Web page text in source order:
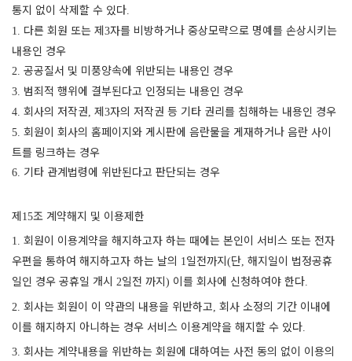
통지 없이 삭제할 수 있다
1. 다른 회원 또는 제3자를 비방하거나 중상모략으로 명예를 손상시키는
내용인 경우
2. 공공질서 및 미풍양속에 위반되는 내용인 경우
3. 범죄적 행위에 결부된다고 인정되는 내용인 경우
4. 회사의 저작권 제3자의 저작권 등 기타 권리를 침해하는 내용인 경우
5. 회원이 회사의 홈페이지와 게시판에 음란물을 게재하거나 음란 사이
트를 링크하는 경우
6. 기타 관계법령에 위반된다고 판단되는 경우
제 15조 계약해지 및 이용제한
1. 회원이 이용계약을 해지하고자 하는 때에는 본인이 서비스 또는 전자
우편을 통하여 해지하고자 하는 날의 1일전까지(단, 해지일이 법정공휴
일인 경우 공휴일 개시 2일전 까지) 이를 회사에 신청하여야 한다.
2. 회사는 회원이 이 약관의 내용을 위반하고 회사 소정의 기간 이내에
이를 해지하지 아니하는 경우 서비스 이용계약을 해지할 수 있다
3. 회사는 계약내용을 위반하는 회원에 대하여는 사전 동의 없이 이용의